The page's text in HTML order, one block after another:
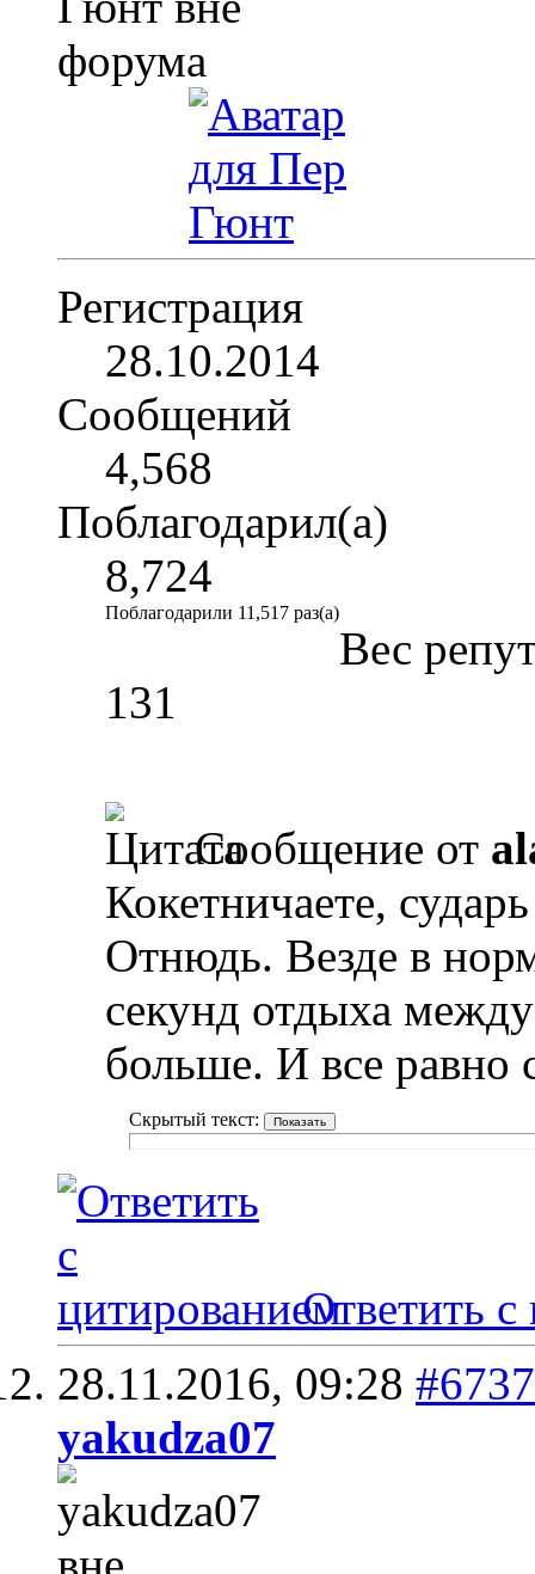
Регистрация
28.10.2014
Сообщений
4,568
Поблагодарил(а)
8,724
Поблагодарили 11,517 раз(а)
Вес
131
Сообщение от
Кокетничаете,
Отнюдь. Везде в
секунд отдыха
больше. И все равно
Скрытый текст:
Ответить с
28.11.2016, 09:28 #6737
yakudza07